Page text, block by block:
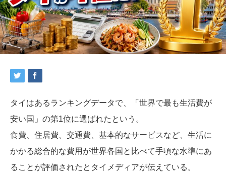
タイはあるランキングデータで、「世界で最も生活費が
安い国」の第1位に選ばれたという。
食費、住居費、交通費、基本的なサービスなど、生活に
かかる総合的な費用が世界各国と比べて手頃な水準にあ
ることが評価されたとタイメディアが伝えている。